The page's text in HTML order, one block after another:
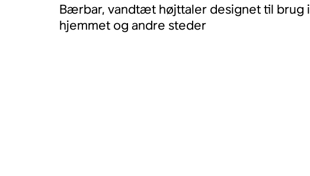
Bærbar, vandtæt højttaler designet til brug i
hjemmet og andre steder